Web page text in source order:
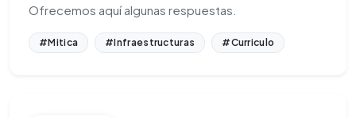
Ofrecemos aquí algunas respuestas.
#Mitica #Infraestructuras #Curriculo